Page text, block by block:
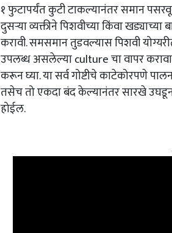
१ फुटापर्यंत कुटी टाकल्यानंतर समान
दुसऱ्या व्यक्तीने पिशवीच्या किंवा
करावी. समसमान तुडवल्यास पिशवी
उपलब्ध असलेल्या culture चा वापर
करून घ्या. या सर्व गोष्टीचे काटेकोरपणे
तसेच तो एकदा बंद केल्यानंतर सारखे
होईल.